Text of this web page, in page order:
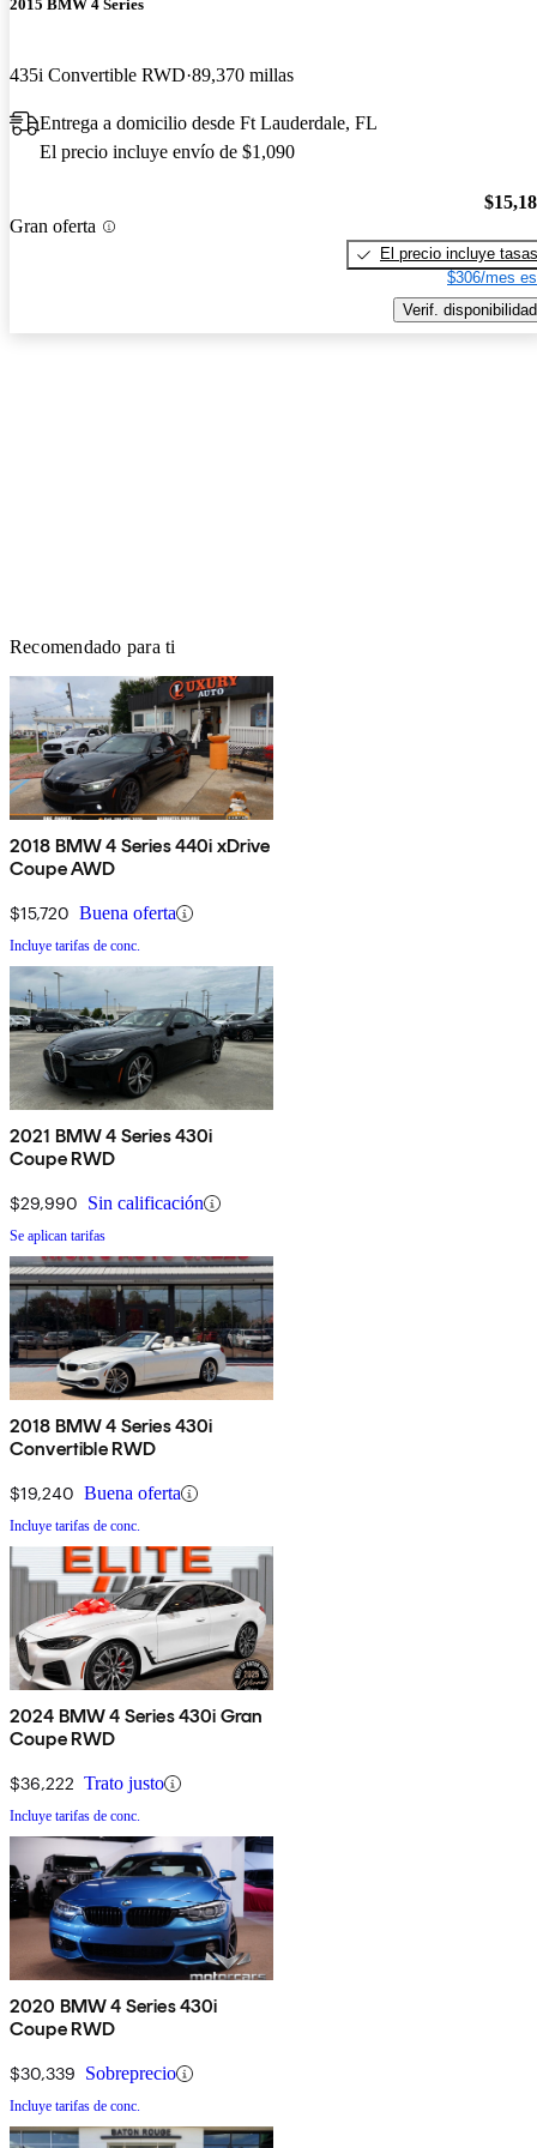
2015 BMW 4 Series
435i Convertible RWD 89,370 millas
Entrega a domicilio desde Ft Lauderdale, FL
El precio incluye envío de $1,090
Gran oferta
El precio incluye tasas
$306/mes
Verif. disponibilidad
Recomendado para ti
2018 BMW 4 Series 440i xDrive
Coupe AWD
$15,720 Buena oferta
Incluye tarifas de conc.
2021 BMW 4 Series 430i
Coupe RWD
$29,990 Sin calificación
Se aplican tarifas
2018 BMW 4 Series 430i
Convertible RWD
$19,240 Buena oferta
Incluye tarifas de conc.
2024 BMW 4 Series 430i Gran
Coupe RWD
$36,222 Trato justo
Incluye tarifas de conc.
2020 BMW 4 Series 430i
Coupe RWD
$30,339 Sobreprecio
Incluye tarifas de conc.